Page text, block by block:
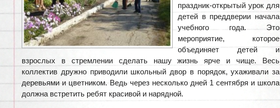
праздник-открытый урок для
детей в преддверии начала
учебного года. Это
мероприятие, которое
объединяет детей и
взрослых в стремлении сделать нашу жизнь ярче и чище. Весь
коллектив дружно приводили школьный двор в порядок, ухаживали за
деревьями и цветником. Ведь через несколько дней 1 сентября и школа
должна встретить ребят красивой и нарядной.